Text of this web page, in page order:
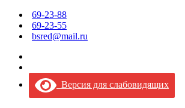
69-23-88
69-23-55
bsred@mail.ru
Версия для слабовидящих